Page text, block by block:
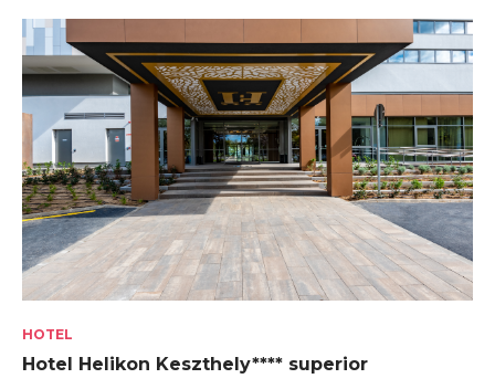
HOTEL
Hotel Helikon Keszthely**** superior